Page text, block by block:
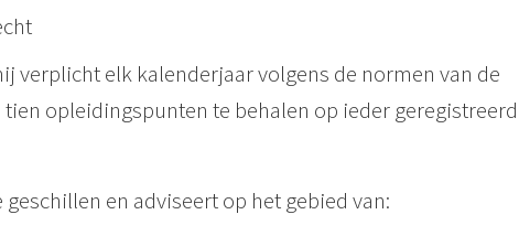
verplicht elk kalenderjaar volgens de normen van de
opleidingspunten te behalen op ieder geregistreerd
en adviseert op het gebied van: